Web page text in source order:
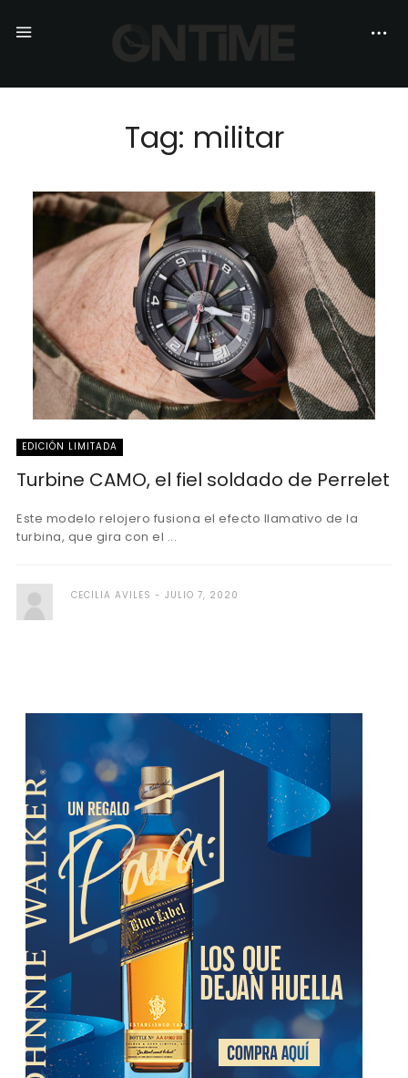
Tag: militar
EDICIÓN LIMITADA
Turbine CAMO, el fiel soldado de Perrelet
Este modelo relojero fusiona el efecto llamativo de la
turbina, que gira con el ...
CECILIA AVILES JULIO 7, 2020